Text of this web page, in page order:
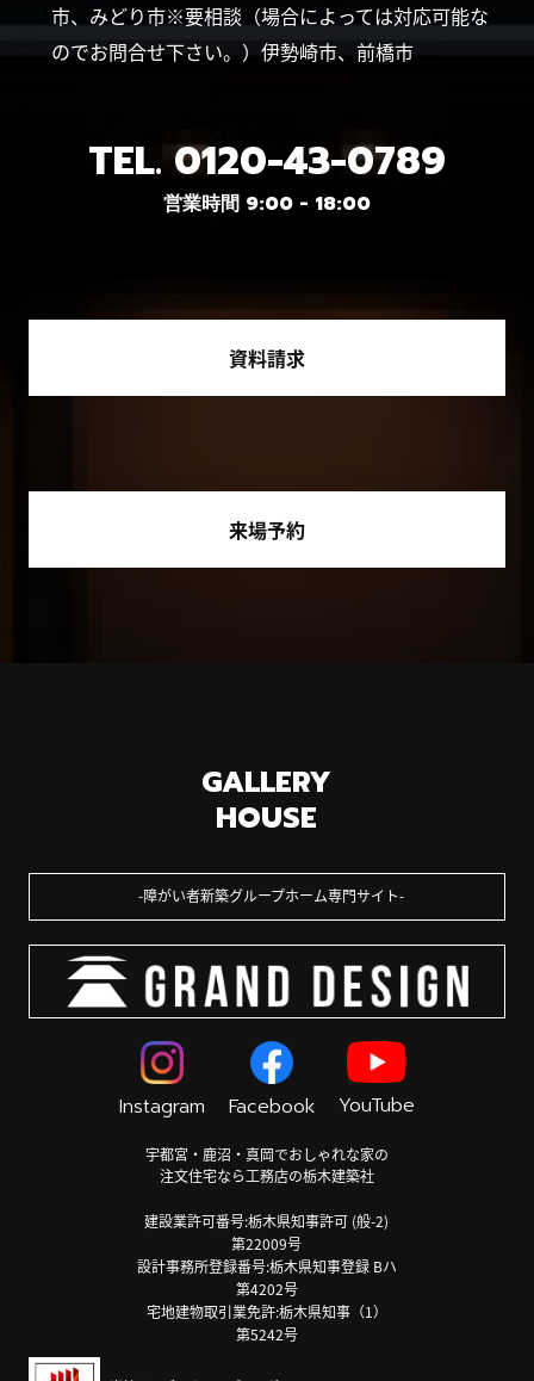
市、みどり市※要相談（場合によっては対応可能な
のでお問合せ下さい。）伊勢崎市、前橋市
TEL. 0120-43-0789
営業時間 9:00 - 18:00
資料請求
来場予約
GALLERY
HOUSE
障がい者新築グループホーム専門サイト
Instagram Facebook YouTube
宇都宮・鹿沼・真岡でおしゃれな家の
注文住宅なら工務店の栃木建築社
建設業許可番号:栃木県知事許可 (般-2)
第22009号
設計事務所登録番号:栃木県知事登録 Bハ
第4202号
宅地建物取引業免許:栃木県知事（1）
第5242号